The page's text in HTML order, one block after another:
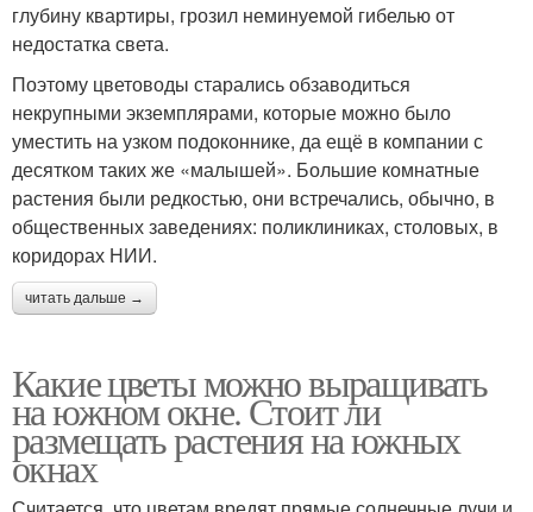
глубину квартиры, грозил неминуемой гибелью от
недостатка света.
Поэтому цветоводы старались обзаводиться
некрупными экземплярами, которые можно было
уместить на узком подоконнике, да ещё в компании с
десятком таких же «малышей». Большие комнатные
растения были редкостью, они встречались, обычно, в
общественных заведениях: поликлиниках, столовых, в
коридорах НИИ.
читать дальше →
Какие цветы можно выращивать
на южном окне. Стоит ли
размещать растения на южных
окнах